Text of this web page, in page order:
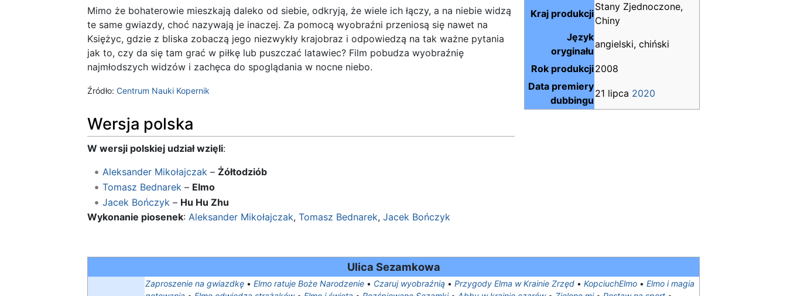
Kraj produkcji
Stany Zjednoczone,
Chiny
Język
oryginału
angielski, chiński
Rok produkcji2008
Data premiery
dubbingu
21 lipca 2020
Mimo że bohaterowie mieszkają daleko od siebie, odkryją, że wiele ich łączy, a na niebie widzą
te same gwiazdy, choć nazywają je inaczej. Za pomocą wyobraźni przeniosą się nawet na
Księżyc, gdzie z bliska zobaczą jego niezwykły krajobraz i odpowiedzą na tak ważne pytania
jak to, czy da się tam grać w piłkę lub puszczać latawiec? Film pobudza wyobraźnię
najmłodszych widzów i zachęca do spoglądania w nocne niebo.
Źródło: Centrum Nauki Kopernik
Wersja polska
W wersji polskiej udział wzięli:
Aleksander Mikołajczak– Żółtodziób
Tomasz Bednarek– Elmo
Jacek Bończyk – Hu Hu Zhu
Wykonanie piosenek: Aleksander Mikołajczak, Tomasz Bednarek, Jacek Bończyk
Ulica Sezamkowa
Zaproszenie na gwiazdkę • Elmo ratuje Boże Narodzenie • Czaruj wyobraźnią • Przygody Elma w Krainie Zrzęd • KopciuchElmo • Elmo i magia